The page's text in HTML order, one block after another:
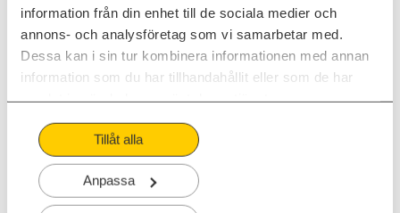
information från din enhet till de sociala medier och
annons- och analysföretag som vi samarbetar med.
Dessa kan i sin tur kombinera informationen med annan
information som du har tillhandahållit eller som de har
Tillåt alla
Anpassa
Marknadsföring äratt tillsammans med försäljning
driva kunderna framåt genom köpresan. Genom dina
besöksdrivande och insiktsdrivande bloggposter har
Du kan nu länka både ”åt sidan” och ”framåt” i dina
bloggposter för att låta kunden välja den väg som är
mest relevant för den.